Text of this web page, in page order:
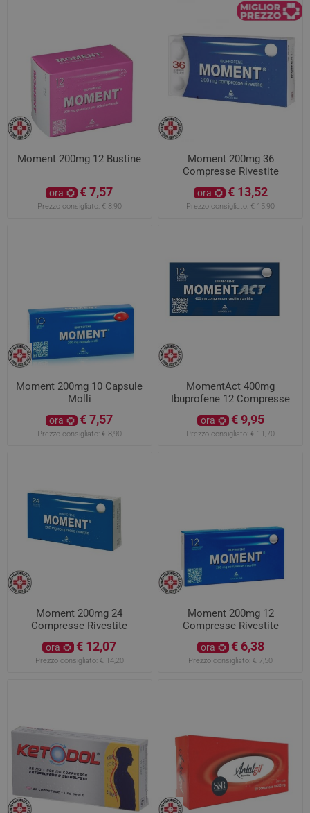
Moment 200mg 12 Bustine
ora € 7,57
Prezzo consigliato: € 8,90
Moment 200mg 36
Compresse Rivestite
ora € 13,52
Prezzo consigliato: € 15,90
Moment 200mg 10 Capsule
Molli
ora € 7,57
Prezzo consigliato: € 8,90
MomentAct 400mg
Ibuprofene 12 Compresse
Rivestite con Film
ora € 9,95
Prezzo consigliato: € 11,70
Moment 200mg 24
Compresse Rivestite
ora € 12,07
Prezzo consigliato: € 14,20
Moment 200mg 12
Compresse Rivestite
ora € 6,38
Prezzo consigliato: € 7,50